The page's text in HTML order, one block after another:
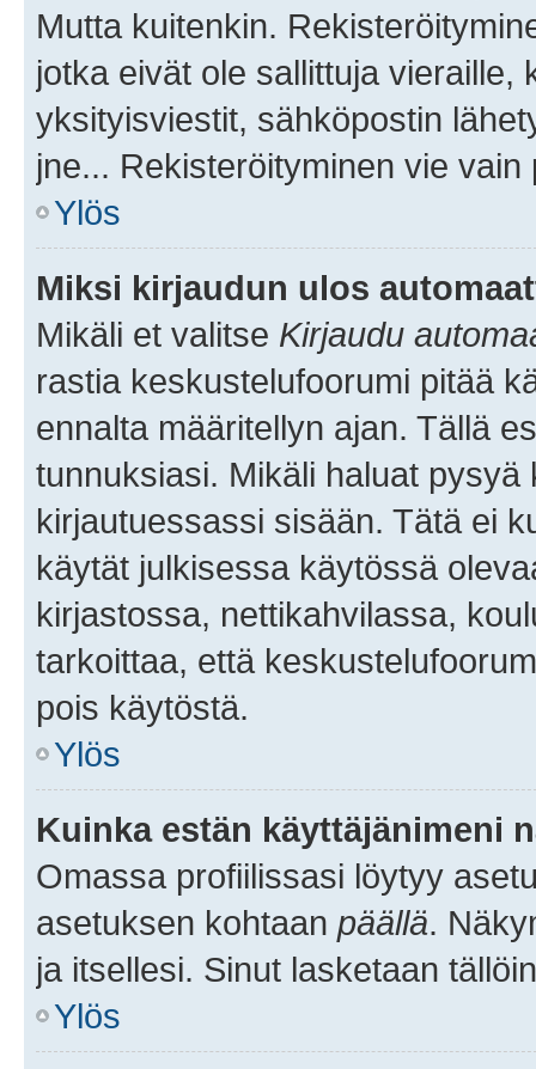
Mutta kuitenkin.
jotka eivät ole sallittuja vieraille,
yksityisviestit, sähköpostin
jne... Rekisteröityminen vie
Ylös
Miksi kirjaudun ulos
Mikäli et valitse Kirjaudu
rastia keskustelufoorumi pitää
ennalta määritellyn ajan. Tällä
tunnuksiasi. Mikäli haluat
kirjautuessassi sisään. Tätä ei
käytät julkisessa käytössä
kirjastossa, nettikahvilassa,
tarkoittaa, että
pois käytöstä.
Ylös
Kuinka estän käyttäjänimeni
Omassa profiilissasi löytyy
asetuksen kohtaan päällä.
ja itsellesi. Sinut lasketaan
Ylös